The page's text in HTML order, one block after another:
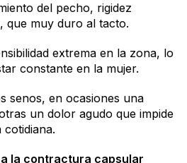
del pecho, rigidez
que muy duro al tacto.
extrema en la zona, lo
constante en la mujer.
senos, en ocasiones una
un dolor agudo que impide
la contractura capsular